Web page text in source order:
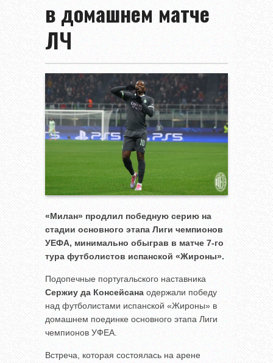
в домашнем матче
ЛЧ
«Милан» продлил победную серию на
стадии основного этапа Лиги чемпионов
УЕФА, минимально обыграв в матче 7-го
тура футболистов испанской «Жироны».
Подопечные португальского наставника
Сержиу да Консейсана одержали победу
над футболистами испанской «Жироны» в
домашнем поединке основного этапа Лиги
чемпионов УФЕА.
Встреча, которая состоялась на арене